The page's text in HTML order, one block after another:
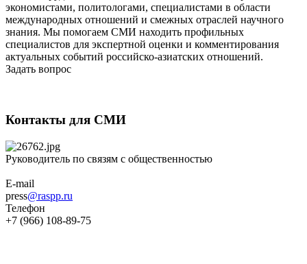
экономистами, политологами, специалистами в области
международных отношений и смежных отраслей научного
знания. Мы помогаем СМИ находить профильных
специалистов для экспертной оценки и комментирования
актуальных событий российско-азиатских отношений.
Задать вопрос
Контакты для СМИ
Руководитель по связям с общественностью
E-mail
press@raspp.ru
Телефон
+7 (966) 108-89-75